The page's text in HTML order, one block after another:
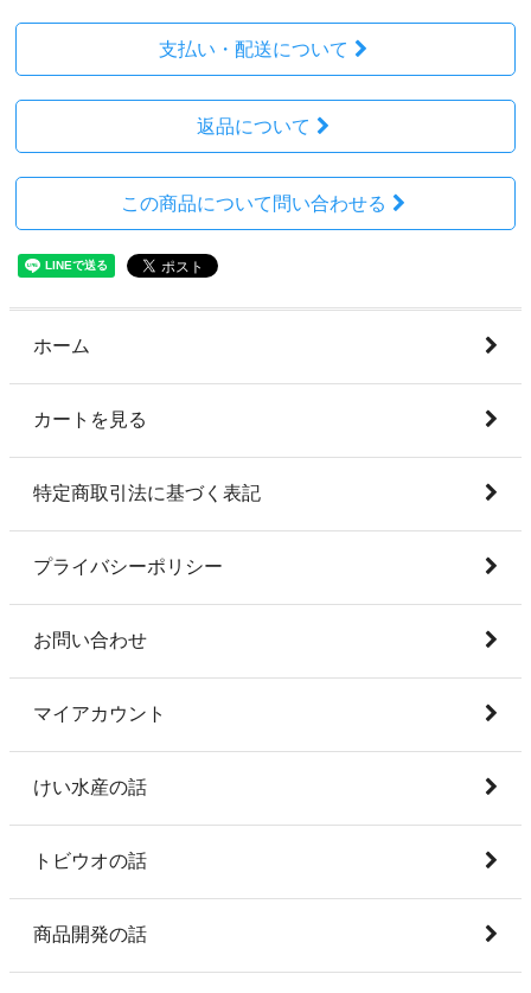
支払い・配送について
返品について
この商品について問い合わせる
ホーム
カートを見る
特定商取引法に基づく表記
プライバシーポリシー
お問い合わせ
マイアカウント
けい水産の話
トビウオの話
商品開発の話